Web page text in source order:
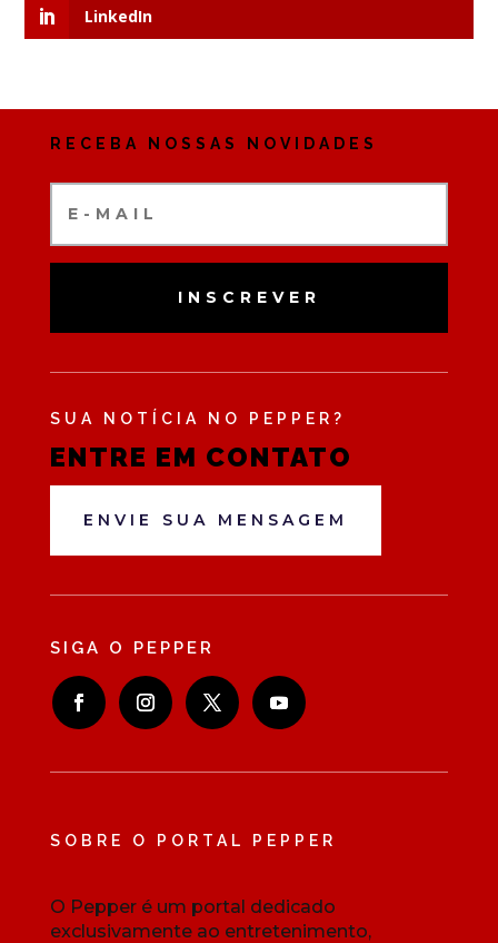
LinkedIn
RECEBA NOSSAS NOVIDADES
INSCREVER
SUA NOTÍCIA NO PEPPER?
ENTRE EM CONTATO
ENVIE SUA MENSAGEM
SIGA O PEPPER
SOBRE O PORTAL PEPPER
O Pepper é um portal dedicado
exclusivamente ao entretenimento,